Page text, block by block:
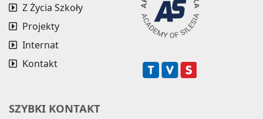
Z Życia Szkoły
Projekty
Internat
Kontakt
SZYBKI KONTAKT